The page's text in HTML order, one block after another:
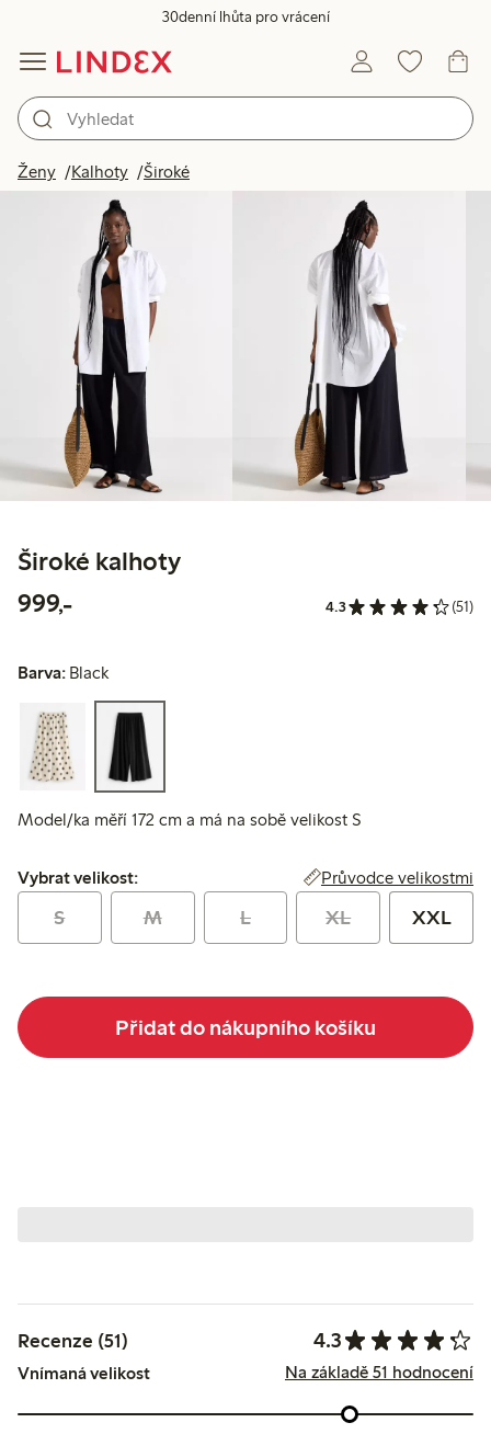
30denní lhůta pro vrácení
Ženy Kalhoty Široké
Široké kalhoty
999,-999,00 Kč 4.3 (51)
Barva: Black
Model/ka měří 172 cm a má na sobě velikost S
Vybrat velikost:
Vybrat velikost: Průvodce velikostmi
S M L XL XXL
Přidat do nákupního košíku
Recenze (51) 4.3
Vnímaná velikost Na základě 51 hodnocení